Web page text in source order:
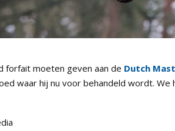
forfait moeten geven aan de Dutch
waar hij nu voor behandeld wordt.